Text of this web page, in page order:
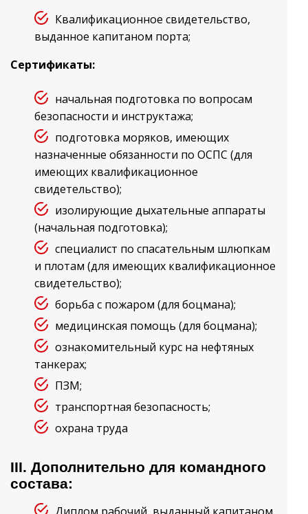
Квалификационное свидетельство,
выданное капитаном порта;
Сертификаты:
начальная подготовка по вопросам
безопасности и инструктажа;
подготовка моряков, имеющих
назначенные обязанности по ОСПС (для
имеющих квалификационное
свидетельство);
изолирующие дыхательные аппараты
(начальная подготовка);
специалист по спасательным шлюпкам
и плотам (для имеющих квалификационное
свидетельство);
борьба с пожаром (для боцмана);
медицинская помощь (для боцмана);
ознакомительный курс на нефтяных
танкерах;
ПЗМ;
транспортная безопасность;
охрана труда
III. Дополнительно для командного
состава: